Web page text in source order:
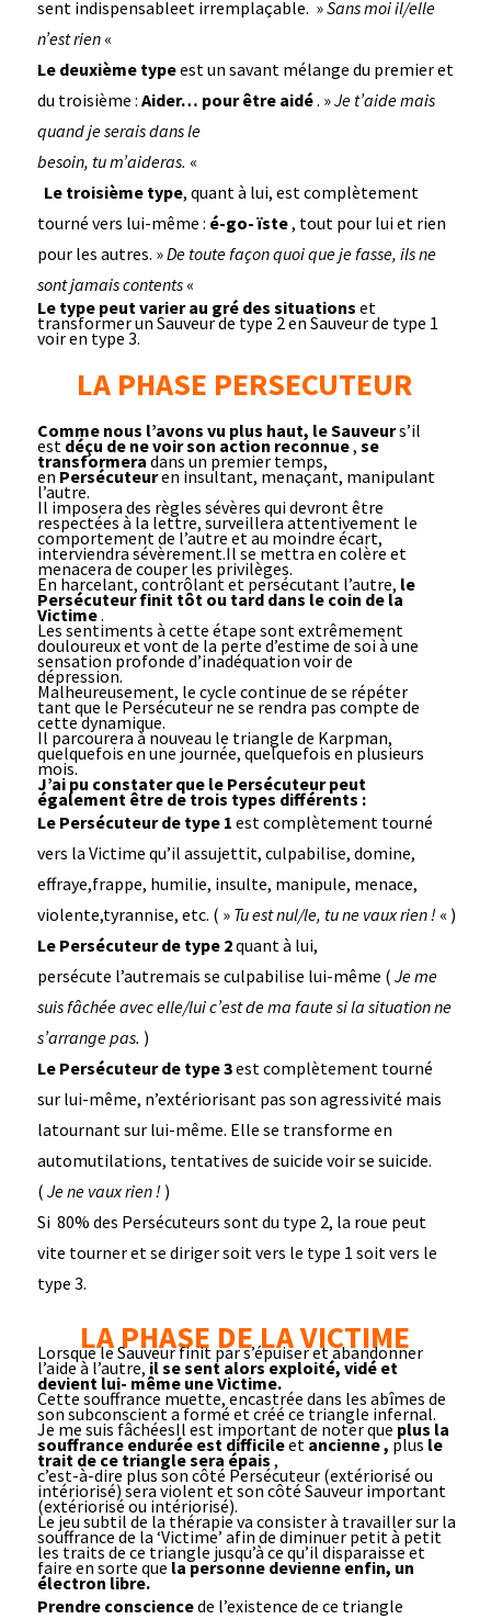
sent indispensableet irremplaçable. »Sans moi il/elle
n’est rien «
Le deuxième typeest un savant mélange du premier et
du troisième :Aider… pour être aidé. »Je t’aide mais
quand je serais dans le
besoin, tu m’aideras. «
Le troisième type, quant à lui, est complètement
tourné vers lui-même : é-go- ïste, tout pour lui et rien
pour les autres. »De toute façon quoi que je fasse, ils ne
sont jamais contents «
Le type peut varier au gré des situations et
transformer un Sauveur de type 2 en Sauveur de type 1
voir en type 3.
LA PHASE PERSECUTEUR
Comme nous l’avons vu plus haut, le Sauveurs’il
est déçu de ne voir son action reconnue,se
transformera dans un premier temps,
en Persécuteuren insultant, menaçant, manipulant
l’autre.
Il imposera des règles sévères qui devront être
respectées à la lettre, surveillera attentivement le
comportement de l’autre et au moindre écart,
interviendra sévèrement.Il se mettra en colère et
menacera de couper les privilèges.
En harcelant, contrôlant et persécutant l’autre, le
Persécuteur finit tôt ou tard dans le coin de la
Victime.
Les sentiments à cette étape sont extrêmement
douloureux et vont de la perte d’estime de soi à une
sensation profonde d’inadéquation voir de
dépression.
Malheureusement, le cycle continue de se répéter
tant que le Persécuteur ne se rendra pas compte de
cette dynamique.
Il parcourera à nouveau le triangle de Karpman,
quelquefois en une journée, quelquefois en plusieurs
mois.
J’ai pu constater que le Persécuteurpeut
également être de trois types différents :
Le Persécuteur de type 1 est complètement tourné
vers la Victime qu’il assujettit, culpabilise, domine,
effraye,frappe, humilie, insulte, manipule, menace,
violente,tyrannise, etc. ( » Tu est nul/le, tu ne vaux rien ! « )
Le Persécuteur de type 2quant à lui,
persécute l’autremais se culpabilise lui-même (Je me
suis fâchée avecelle/luic’est de ma faute si la situation ne
s’arrange pas. )
Le Persécuteur de type 3est complètement tourné
sur lui-même, n’extériorisant pas son agressivité mais
latournant sur lui-même. Elle se transforme en
automutilations, tentatives de suicide voir se suicide.
(Je ne vaux rien ! )
Si 80% des Persécuteurs sont du type 2, la roue peut
vite tourner et se diriger soit vers le type 1 soit vers le
type 3.
LA PHASE DE LA VICTIME
Lorsque le Sauveur finit par s’épuiser et abandonner
l’aide à l’autre, il se sent alors exploité, vidé et
devient lui- même une Victime.
Cette souffrance muette, encastrée dans les abîmes de
son subconscient a formé et créé ce triangle infernal.
Je me suis fâchéesIl est important de noter que plus la
souffrance endurée est difficileet ancienne, plus le
trait de ce triangle sera épais ,
c’est-à-dire plus son côté Persécuteur (extériorisé ou
intériorisé) sera violent et son côté Sauveur important
(extériorisé ou intériorisé).
Le jeu subtil de la thérapie va consister à travailler sur la
souffrance de la ‘Victime’ afin de diminuer petit à petit
les traits de ce triangle jusqu’à ce qu’il disparaisse et
faire en sorte que la personne devienne enfin, un
électron libre.
Prendre consciencede l’existence de ce triangle